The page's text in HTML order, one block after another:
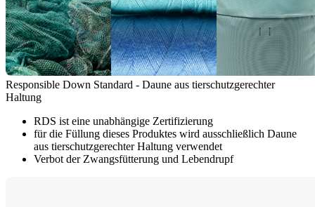
Responsible Down Standard - Daune aus tierschutzgerechter
Haltung
RDS ist eine unabhängige Zertifizierung
für die Füllung dieses Produktes wird ausschließlich Daune
aus tierschutzgerechter Haltung verwendet
Verbot der Zwangsfütterung und Lebendrupf